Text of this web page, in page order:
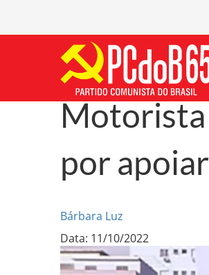
Motorista
por
Bárbara Luz
Data: 11/10/2022